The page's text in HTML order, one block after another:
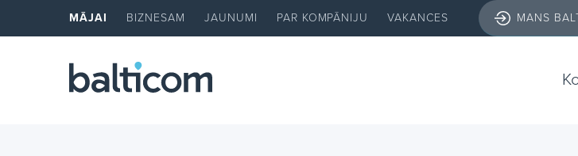
MĀJAI BIZNESAM JAUNUMI PAR KOMPĀNIJU VAKANCES MANS